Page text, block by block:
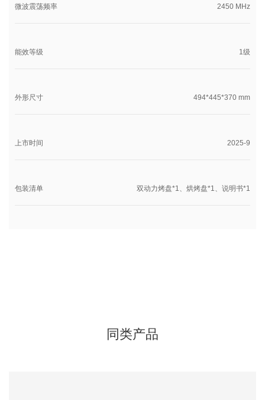
微波震荡频率 2450 MHz
能效等级 1级
外形尺寸 494*445*370 mm
上市时间 2025-9
包装清单 双动力烤盘*1、烘烤盘*1、说明书*1
同类产品